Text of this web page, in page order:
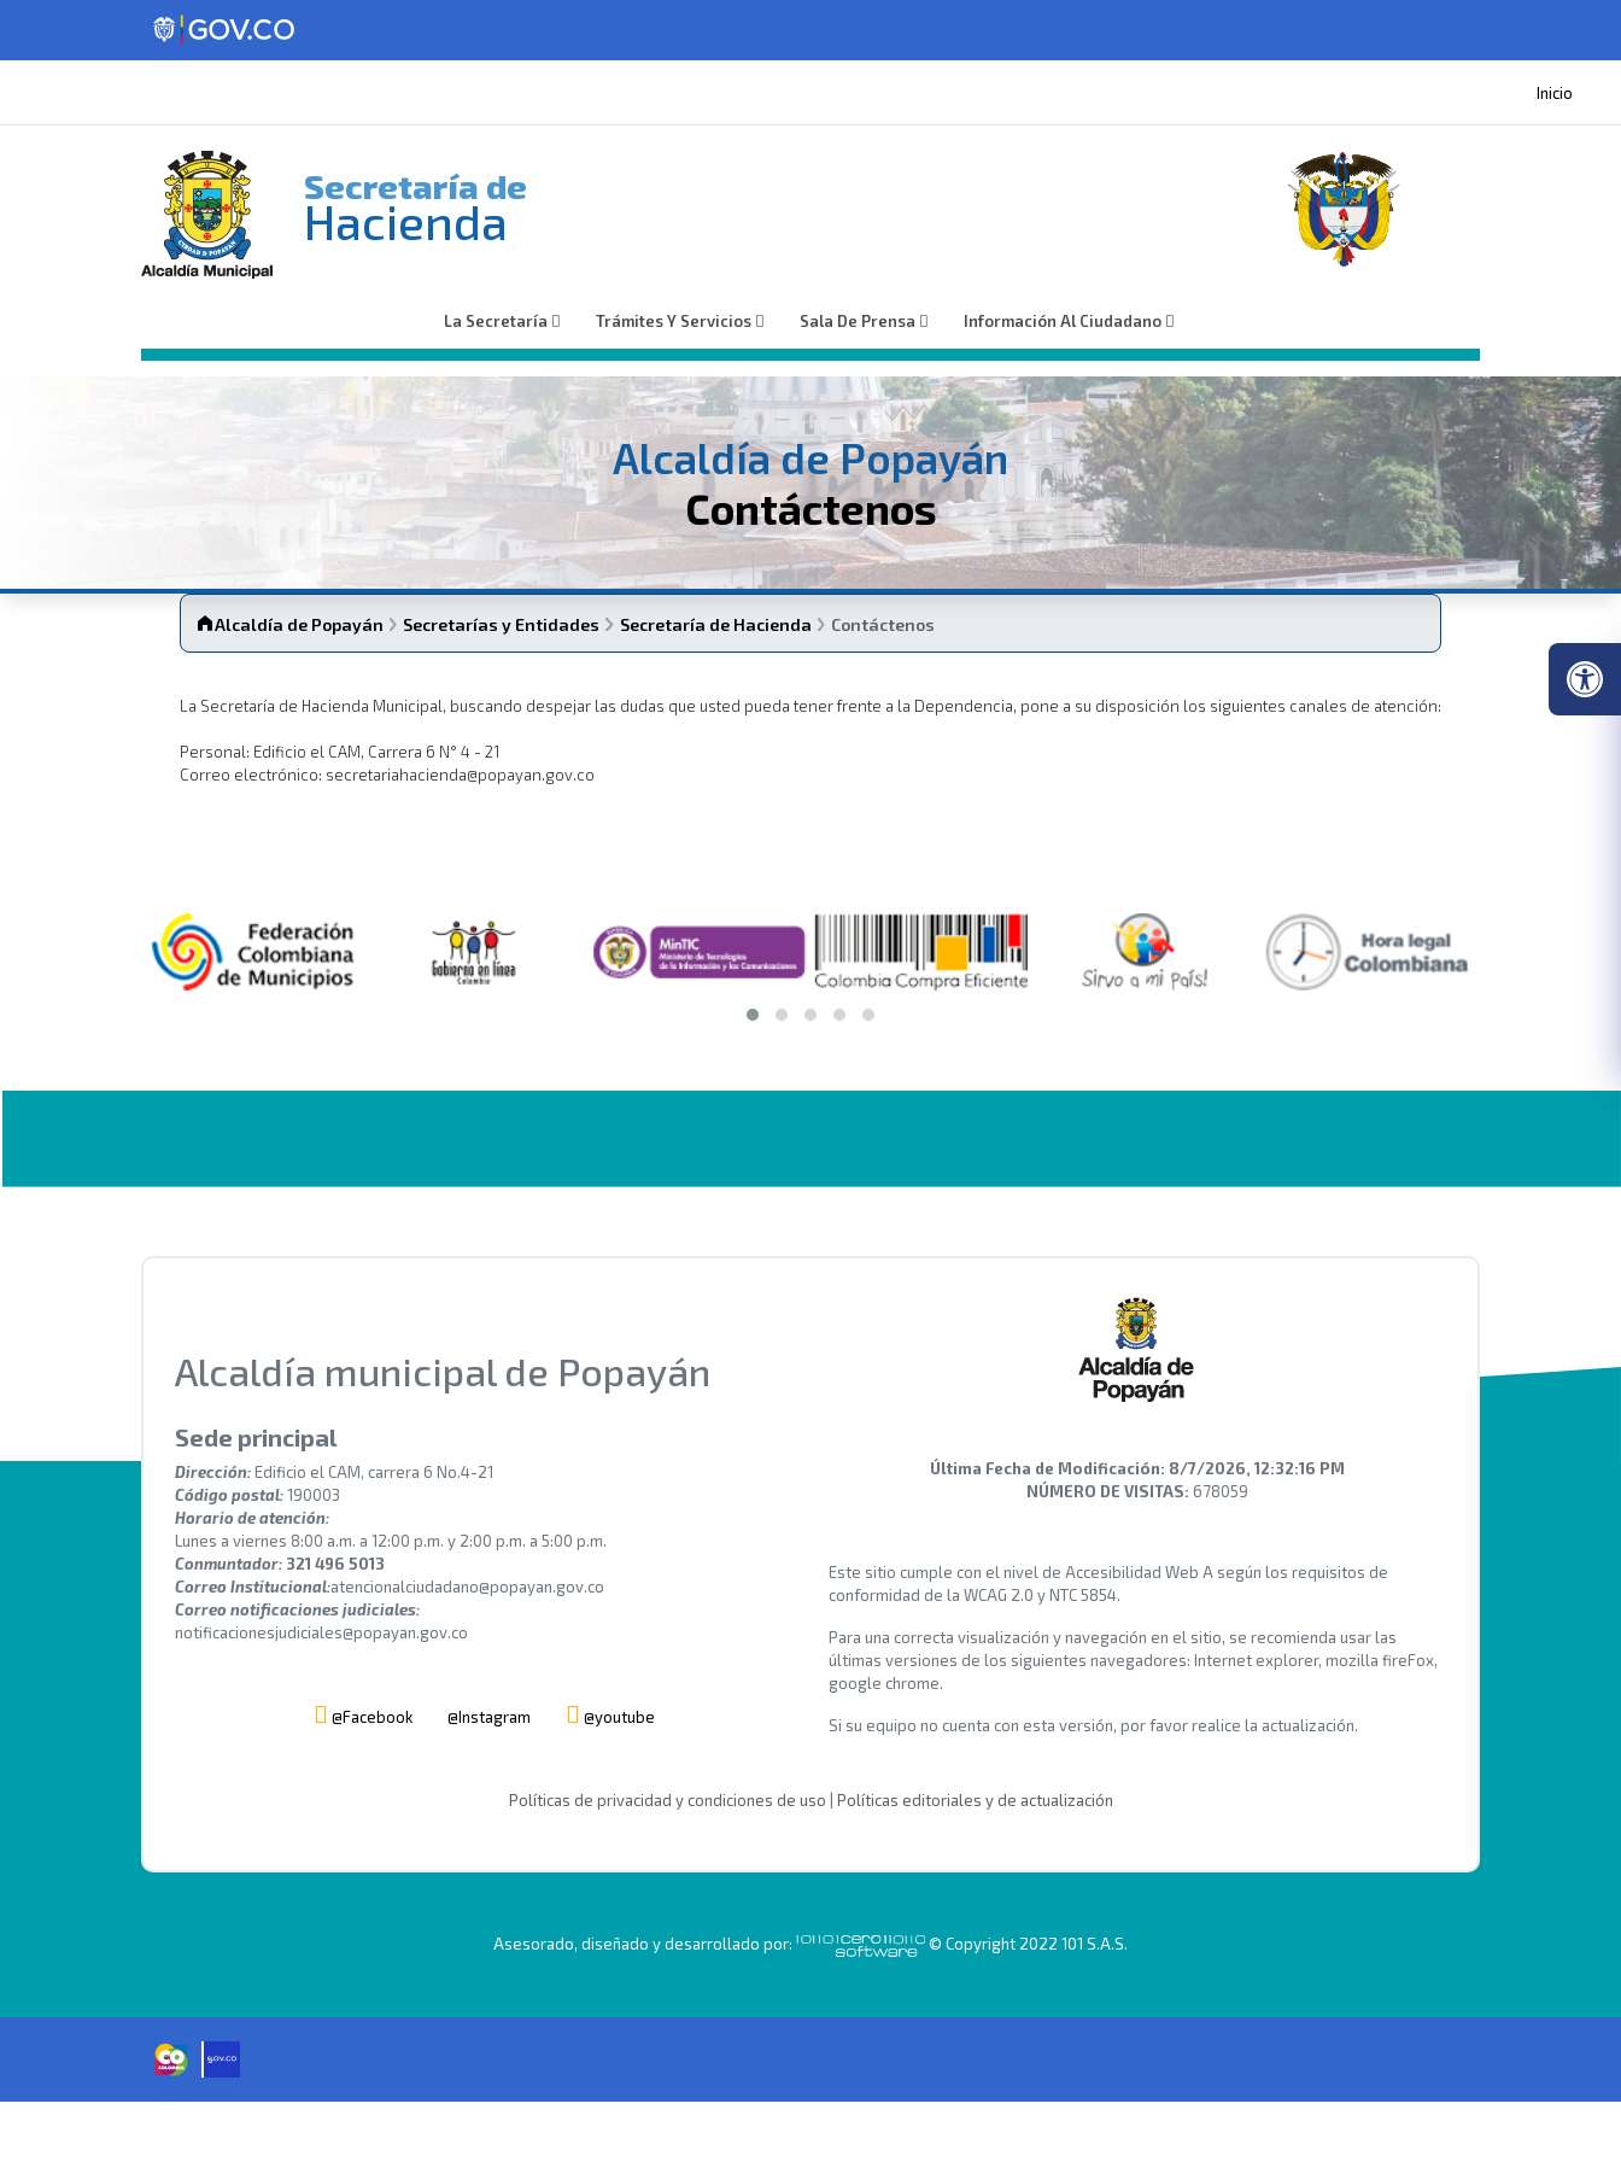
Inicio
Secretaría de
Hacienda
La Secretaría Trámites Y Servicios Sala De Prensa Información Al Ciudadano
Alcaldía de Popayán
Contáctenos
Alcaldía de Popayán Secretarías y Entidades Secretaría de Hacienda Contáctenos
La Secretaría de Hacienda Municipal, buscando despejar las dudas que usted pueda tener frente a la Dependencia, pone a su disposición los siguientes canales de atención:
Personal: Edificio el CAM, Carrera 6 N° 4 - 21
Correo electrónico: secretariahacienda@popayan.gov.co
Alcaldía municipal de Popayán
Sede principal
Dirección: Edificio el CAM, carrera 6 No.4-21
Código postal:190003
Horario de atención:
Lunes a viernes 8:00 a.m. a 12:00 p.m. y 2:00 p.m. a 5:00 p.m.
Conmuntador: 321 496 5013
Correo Institucional:atencionalciudadano@popayan.gov.co
Correo notificaciones judiciales:
notificacionesjudiciales@popayan.gov.co
@Facebook @Instagram @youtube
Última Fecha de Modificación: 8/7/2026, 12:32:16 PM
NÚMERO DE VISITAS: 678059
Este sitio cumple con el nivel de Accesibilidad Web A según los requisitos de
conformidad de la WCAG 2.0 y NTC 5854.
Para una correcta visualización y navegación en el sitio, se recomienda usar las
últimas versiones de los siguientes navegadores: Internet explorer, mozilla fireFox,
google chrome.
Si su equipo no cuenta con esta versión, por favor realice la actualización.
Políticas de privacidad y condiciones de uso Políticas editoriales y de actualización
Asesorado, diseñado y desarrollado por: © Copyright 2022 101 S.A.S.